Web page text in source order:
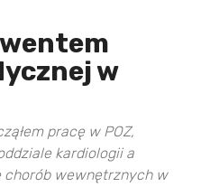
w
pracę w POZ,
kardiologii a
chorób wewnętrznych w